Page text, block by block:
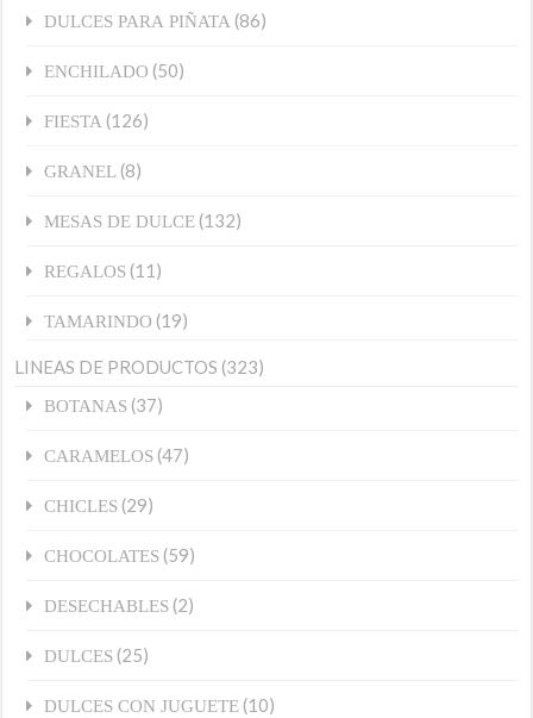
DULCES PARA PIÑATA (86)
ENCHILADO (50)
FIESTA (126)
GRANEL (8)
MESAS DE DULCE (132)
REGALOS (11)
TAMARINDO (19)
LINEAS DE PRODUCTOS (323)
BOTANAS (37)
CARAMELOS (47)
CHICLES (29)
CHOCOLATES (59)
DESECHABLES (2)
DULCES (25)
DULCES CON JUGUETE (10)